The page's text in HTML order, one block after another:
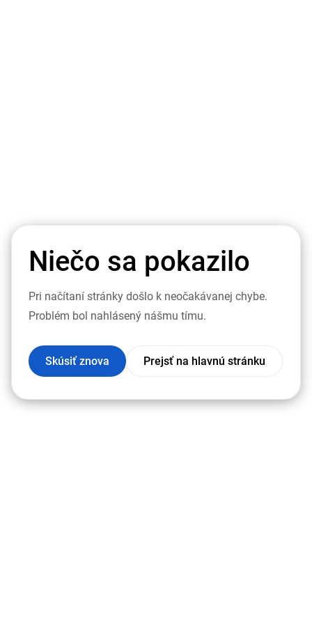
Niečo sa pokazilo
Pri načítaní stránky došlo k neočakávanej chybe.
Problém bol nahlásený nášmu tímu.
Skúsiť znova Prejsť na hlavnú stránku